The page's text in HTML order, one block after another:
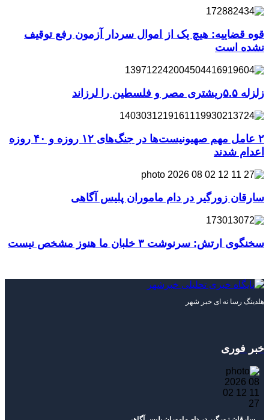
قوه قضاییه: هیچ یک از اموال سردار آزمون رفع توقیف
نشده است
زلزله ۵.۵ریشتری مصر و فلسطین را لرزاند
۲ عامل مهم صهیونیست‌ها در جنگ‌های ۱۲ روزه و ۴۰ روزه
اعدام شدند
سارقان زورگیر در دام ماموران پلیس آگاهی
سخنگوی ارتش: سرنوشت ۳ خلبان ما هنوز مشخص نیست
هلدینگ رسا نه ای خبر شهر
خبر فوری